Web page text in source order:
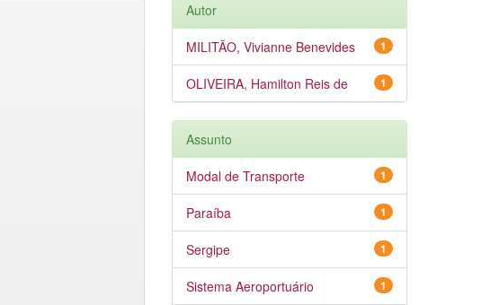
Autor
1
MILITÃO, Vivianne Benevides
1
OLIVEIRA, Hamilton Reis de
Assunto
1
Modal de Transporte
1
Paraíba
1
Sergipe
1
Sistema Aeroportuário